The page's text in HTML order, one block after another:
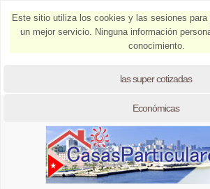
Este sitio utiliza los cookies y las sesiones para
un mejor servicio. Ninguna información
conocimiento.
las super cotizadas
Económicas